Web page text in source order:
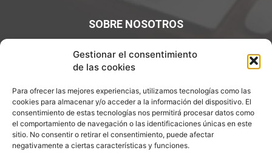
Gestionar el consentimiento
de las cookies
Para ofrecer las mejores experiencias, utilizamos tecnologías como las
cookies para almacenar y/o acceder a la información del dispositivo. El
consentimiento de estas tecnologías nos permitirá procesar datos como
el comportamiento de navegación o las identificaciones únicas en este
sitio. No consentir o retirar el consentimiento, puede afectar
negativamente a ciertas características y funciones.
SOBRE NOSOTROS
¡Bienvenidos a Entre7Calderos.com, el lugar donde la
gastronomía y la cultura culinaria se encuentran! Sumérgete
Contáctanos:info@entre7calderos.com
SÍGUENOS